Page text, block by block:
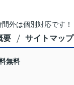
外は個別対応です
要 サイトマップ
無料